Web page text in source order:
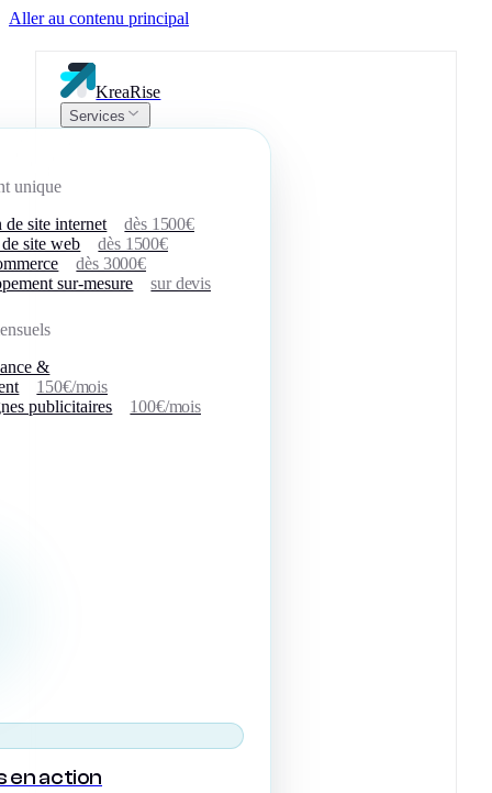
Aller au contenu principal
KreaRise
Services
unique
de site internet
dès 1500€
site web
dès 1500€
dès 3000€
sur-mesure
sur devis
&
150€/mois
publicitaires
100€/mois
en action